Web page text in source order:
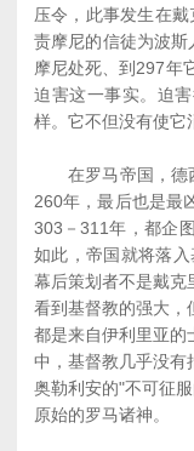
压令，此事发生在
责摩尼的信徒为波
摩尼处死、到297年
迫害这一事实。迫
样。它不但没有使它
在罗马帝国，德
260年，最后也是最
303－311年，都企
如此，帝国就将落
幕后策划者不是戴克
看到基督教的强大，
都是来自伊利里亚的
中，基督教几乎没有
奥勒利安的"不可征
原始的罗马诸神。